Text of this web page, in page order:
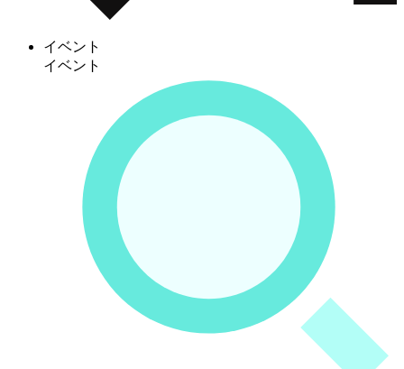
イベント
イベント